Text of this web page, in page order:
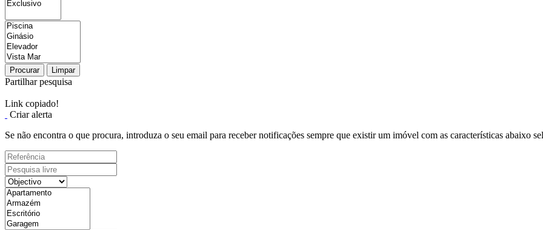
Procurar Limpar
Partilhar pesquisa
Link copiado!
Criar alerta
Se não encontra o que procura, introduza o seu email para receber notificações sempre que existir um imóvel com as características abaixo